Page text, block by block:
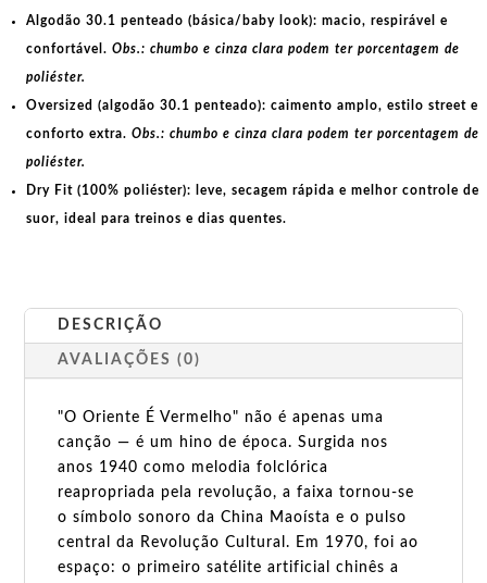
Algodão 30.1 penteado (básica/baby look): macio, respirável e
confortável. Obs.: chumbo e cinza clara podem ter porcentagem de
poliéster.
Oversized (algodão 30.1 penteado): caimento amplo, estilo street e
conforto extra. Obs.: chumbo e cinza clara podem ter porcentagem de
poliéster.
Dry Fit (100% poliéster): leve, secagem rápida e melhor controle de
suor, ideal para treinos e dias quentes.
DESCRIÇÃO
AVALIAÇÕES (0)
"O Oriente É Vermelho" não é apenas uma
canção — é um hino de época. Surgida nos
anos 1940 como melodia folclórica
reapropriada pela revolução, a faixa tornou-se
o símbolo sonoro da China Maoísta e o pulso
central da Revolução Cultural. Em 1970, foi ao
espaço: o primeiro satélite artificial chinês a